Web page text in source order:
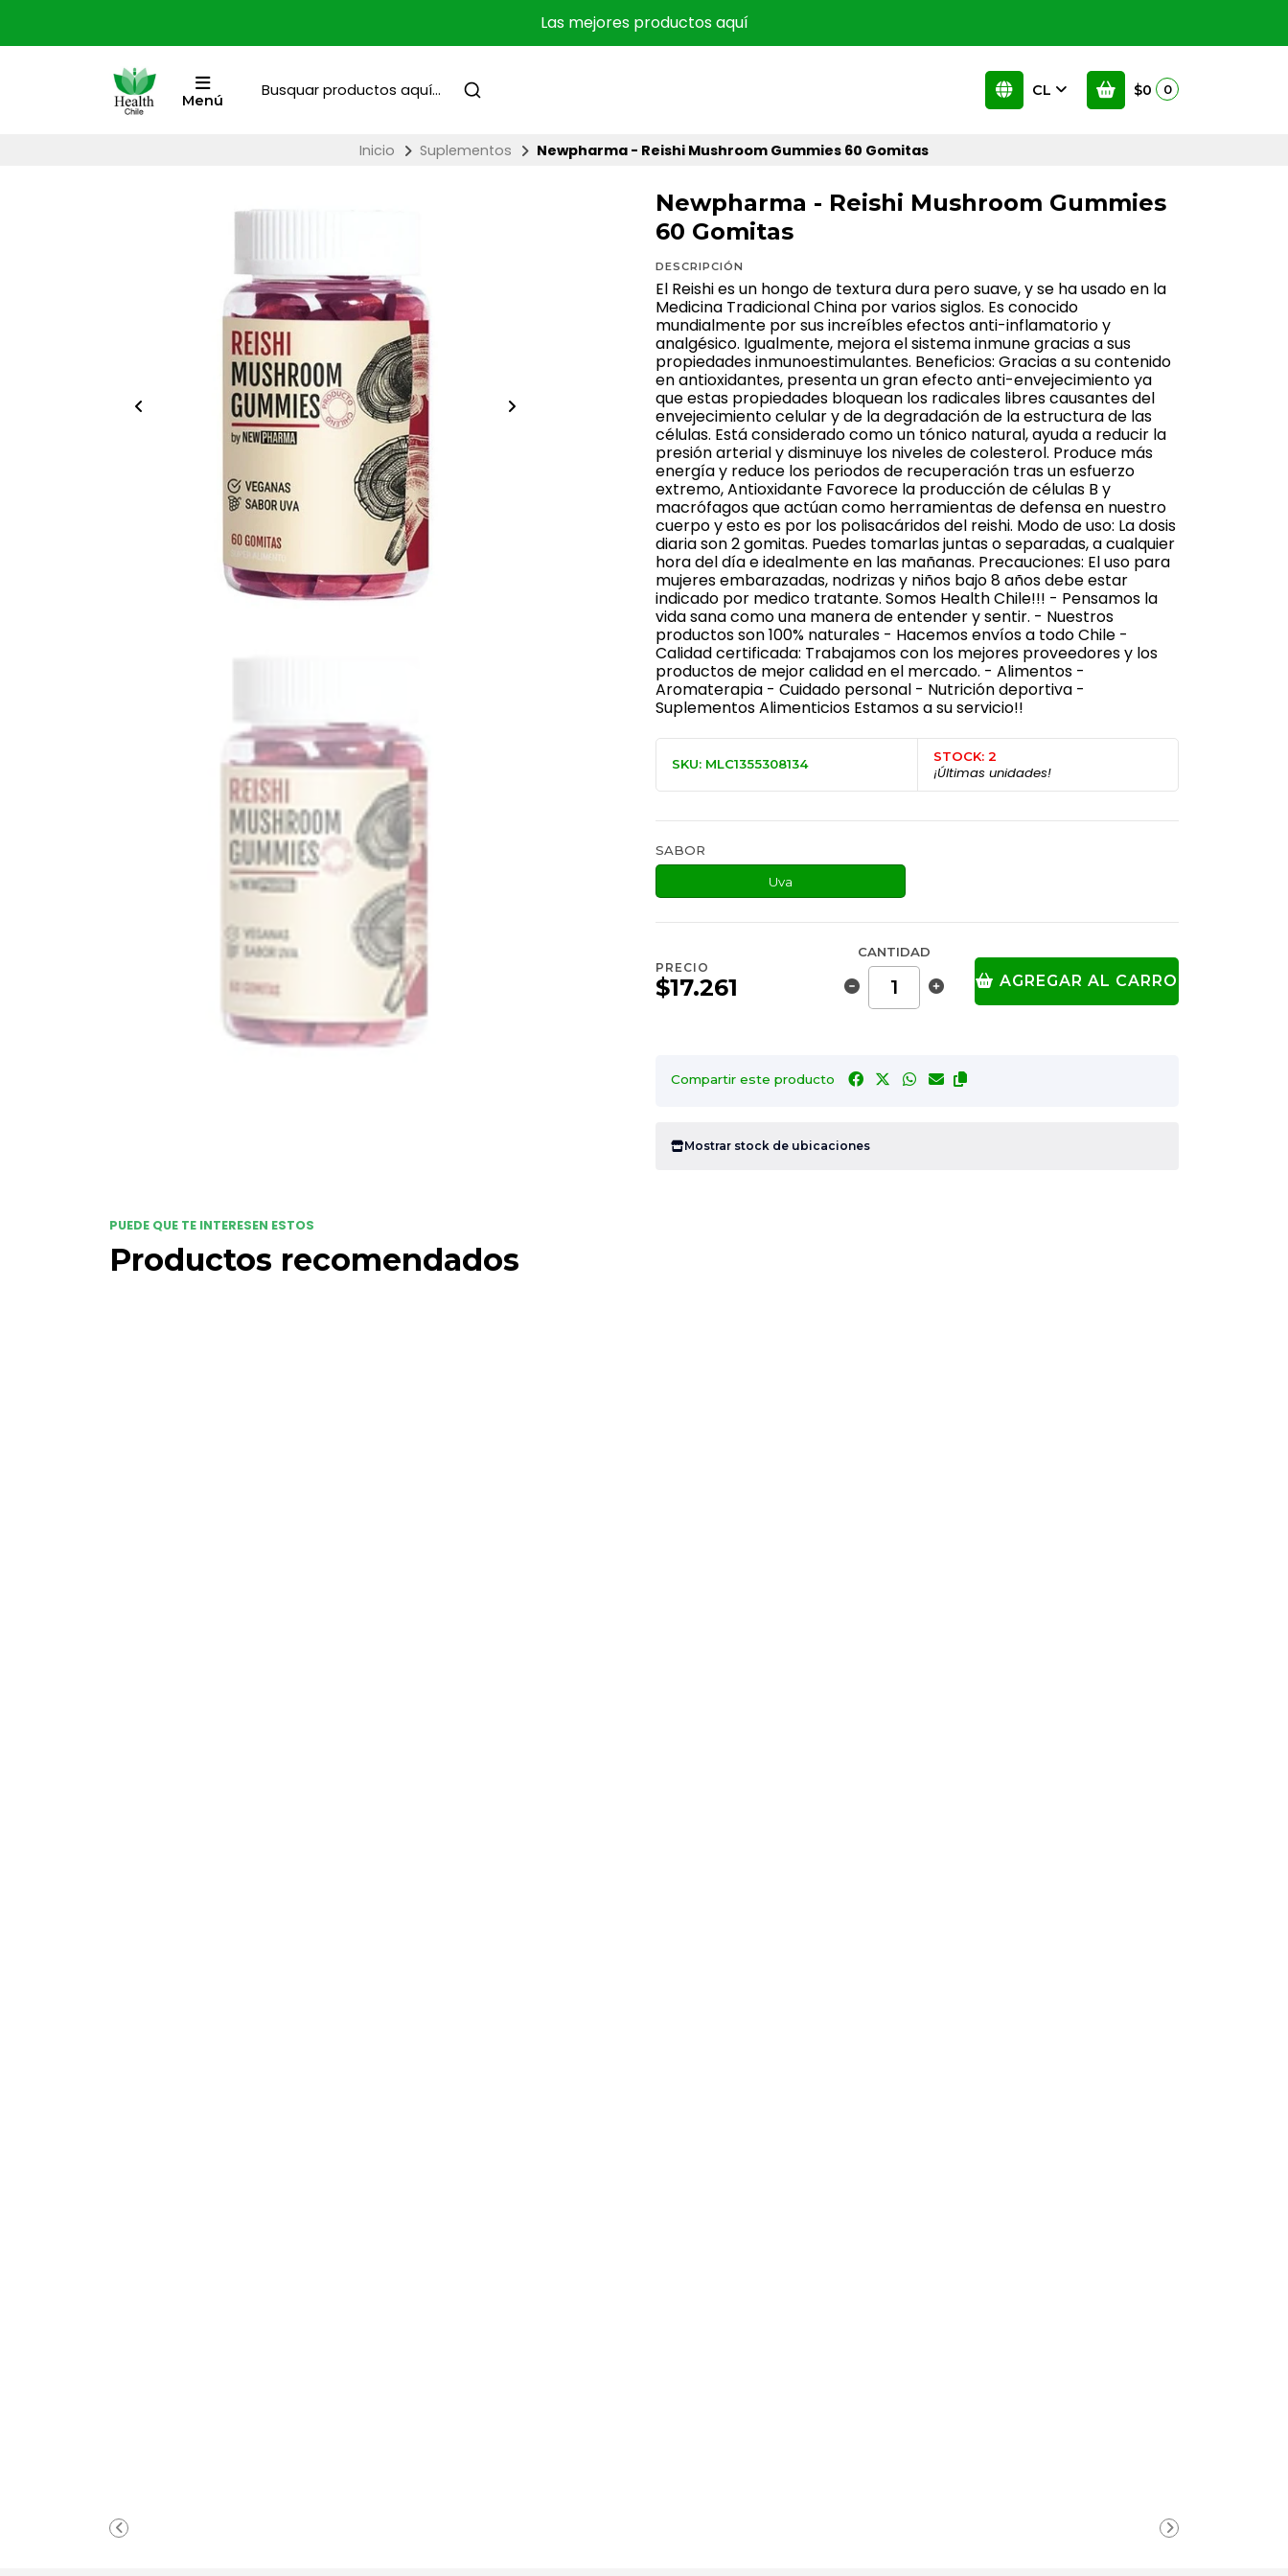
Las mejores productos aquí
Menú
CL $0 0
Inicio Suplementos Newpharma - Reishi Mushroom Gummies 60 Gomitas
Newpharma - Reishi Mushroom Gummies
60 Gomitas
DESCRIPCIÓN
El Reishi es un hongo de textura dura pero suave, y se ha usado en la
Medicina Tradicional China por varios siglos. Es conocido
mundialmente por sus increíbles efectos anti-inflamatorio y
analgésico. Igualmente, mejora el sistema inmune gracias a sus
propiedades inmunoestimulantes. Beneficios: Gracias a su contenido
en antioxidantes, presenta un gran efecto anti-envejecimiento ya
que estas propiedades bloquean los radicales libres causantes del
envejecimiento celular y de la degradación de la estructura de las
células. Está considerado como un tónico natural, ayuda a reducir la
presión arterial y disminuye los niveles de colesterol. Produce más
energía y reduce los periodos de recuperación tras un esfuerzo
extremo, Antioxidante Favorece la producción de células B y
macrófagos que actúan como herramientas de defensa en nuestro
cuerpo y esto es por los polisacáridos del reishi. Modo de uso: La dosis
diaria son 2 gomitas. Puedes tomarlas juntas o separadas, a cualquier
hora del día e idealmente en las mañanas. Precauciones: El uso para
mujeres embarazadas, nodrizas y niños bajo 8 años debe estar
indicado por medico tratante. Somos Health Chile!!! - Pensamos la
vida sana como una manera de entender y sentir. - Nuestros
productos son 100% naturales - Hacemos envíos a todo Chile -
Calidad certificada: Trabajamos con los mejores proveedores y los
productos de mejor calidad en el mercado. - Alimentos -
Aromaterapia - Cuidado personal - Nutrición deportiva -
Suplementos Alimenticios Estamos a su servicio!!
SKU: MLC1355308134
STOCK: 2
¡Últimas unidades!
SABOR
Uva
PRECIO
$17.261
CANTIDAD
AGREGAR AL CARRO
Compartir este producto
Mostrar stock de ubicaciones
PUEDE QUE TE INTERESEN ESTOS
Productos recomendados